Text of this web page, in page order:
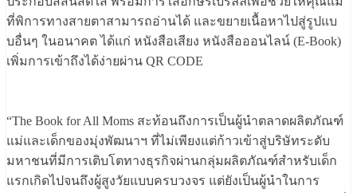
ที่พิการทางสายตาสามารถอ่านได้ และขยายเนื้อหาไปสู่รูปแบ
บอื่นๆ ในอนาคต ได้แก่ หนังสือเสียง หนังสือออนไลน์ (E-Book)
เพิ่มการเข้าถึงได้ง่ายผ่าน QR CODE
“The Book for All Moms สะท้อนถึงการเป็นผู้นำตลาดผลิตภัณฑ์
แม่และเด็กของมุ่งพัฒนาฯ ที่ไม่เพียงแต่ก้าวเข้าสู่บริษัทระดับ
มหาชนที่มีการเติบโตทางธุรกิจผ่านกลุ่มผลิตภัณฑ์สำหรับเด็ก
แรกเกิดไปจนถึงผู้สูงวัยแบบครบวงจร แต่ยังเป็นผู้นำในการ